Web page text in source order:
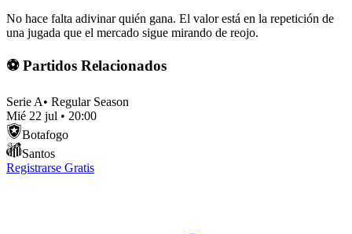
No hace falta adivinar quién gana. El valor está en la repetición de
una jugada que el mercado sigue mirando de reojo.
⚽ Partidos Relacionados
Serie A• Regular Season
Mié 22 jul • 20:00
Botafogo
Santos
Registrarse Gratis